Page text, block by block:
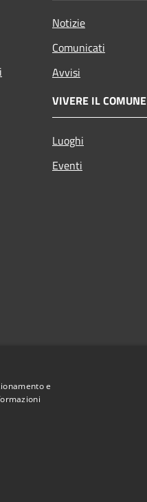
Notizie
Comunicati
Avvisi
VIVERE IL COMUNE
Luoghi
Eventi
e